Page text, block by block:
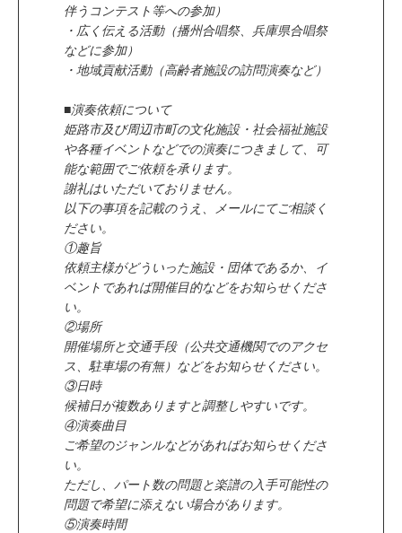
伴うコンテスト等への参加）
・広く伝える活動（播州合唱祭、兵庫県合唱祭
などに参加）
・地域貢献活動（高齢者施設の訪問演奏など）
■演奏依頼について
姫路市及び周辺市町の文化施設・社会福祉施設
や各種イベントなどでの演奏につきまして、可
能な範囲でご依頼を承ります。
謝礼はいただいておりません。
以下の事項を記載のうえ、メールにてご相談く
ださい。
①趣旨
依頼主様がどういった施設・団体であるか、イ
ベントであれば開催目的などをお知らせくださ
い。
②場所
開催場所と交通手段（公共交通機関でのアクセ
ス、駐車場の有無）などをお知らせください。
③日時
候補日が複数ありますと調整しやすいです。
④演奏曲目
ご希望のジャンルなどがあればお知らせくださ
い。
ただし、パート数の問題と楽譜の入手可能性の
問題で希望に添えない場合があります。
⑤演奏時間